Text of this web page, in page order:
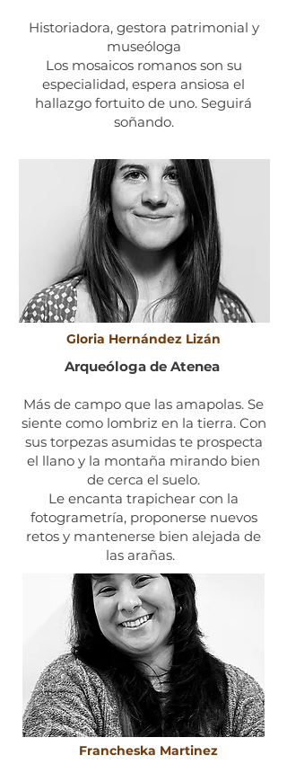
Historiadora, gestora patrimonial y
museóloga​​
Los mosaicos romanos son su
especialidad, espera ansiosa el
hallazgo fortuito de uno. Seguirá
soñando.
Gloria Hernández Lizán
Arqueóloga de Atenea
Más de campo que las amapolas. Se
siente como lombriz en la tierra. Con
sus torpezas asumidas te prospecta
el llano y la montaña mirando bien
de cerca el suelo.
Le encanta trapichear con la
fotogrametría, proponerse nuevos
retos y mantenerse bien alejada de
las arañas.
Francheska Martinez